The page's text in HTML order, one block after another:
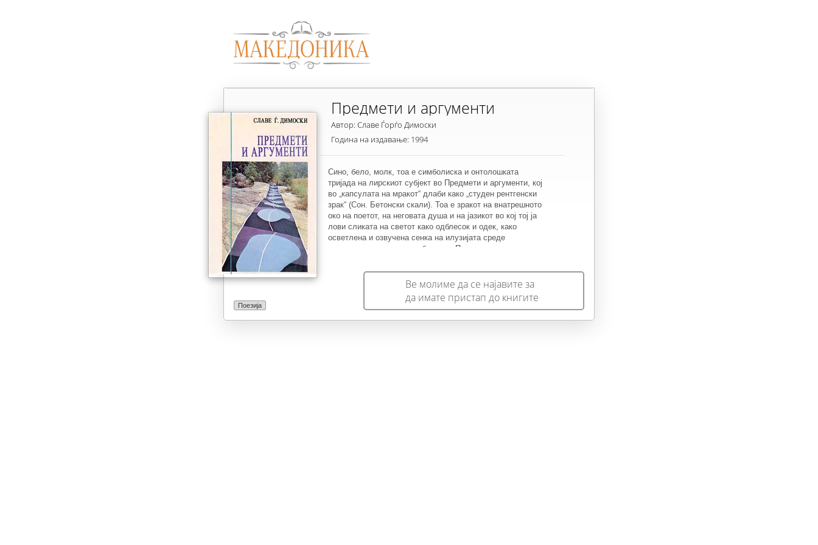
Поезија
Предмети и аргументи
Автор: Славе Ѓорѓо Димоски
Година на издавање: 1994
Сино, бело, молк, тоа е симболиска и онтолошката
тријада на лирскиот субјект во Предмети и аргументи, кој
во „капсулата на мракот“ длаби како „студен рентгенски
зрак“ (Сон. Бетонски скали). Тоа е зракот на внатрешното
око на поетот, на неговата душа и на јазикот во кој тој ја
лови сликата на светот како одблесок и одек, како
осветлена и озвучена сенка на илузијата среде
расприкажаниот молк на битието. Притоа, проyирниот
Ѓорѓо Димоски, чија длабочина, меѓутоа, останува
секогаш непроyирна, амбивалентна и таинствена....“
Ве молиме да се најавите за
да имате пристап до книгите